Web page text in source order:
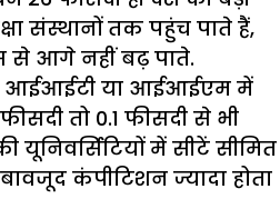
संस्थानों तक पहुंच पाते हैं,
से आगे नहीं बढ़ पाते.
आईआईटी या आईआईएम में
तो 0.1 फीसदी से भी
यूनिवर्सिटियों में सीटें सीमित
कंपीटिशन ज्यादा होता